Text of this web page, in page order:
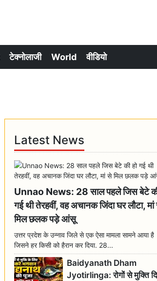
टेक्नोलाजी World वीडियो
Latest News
Unnao News: 28 साल पहले जिस बेटे
गई थी तेरहवीं, वह अचानक जिंदा घर लौटा,
मिल छलक पड़े आंसू
उत्तर प्रदेश के उन्नाव जिले से एक ऐसा मामला सामने आया है
जिसने हर किसी को हैरान कर दिया. 28...
Baidyanath Dham
Jyotirlinga: रोगों से मुक्ति